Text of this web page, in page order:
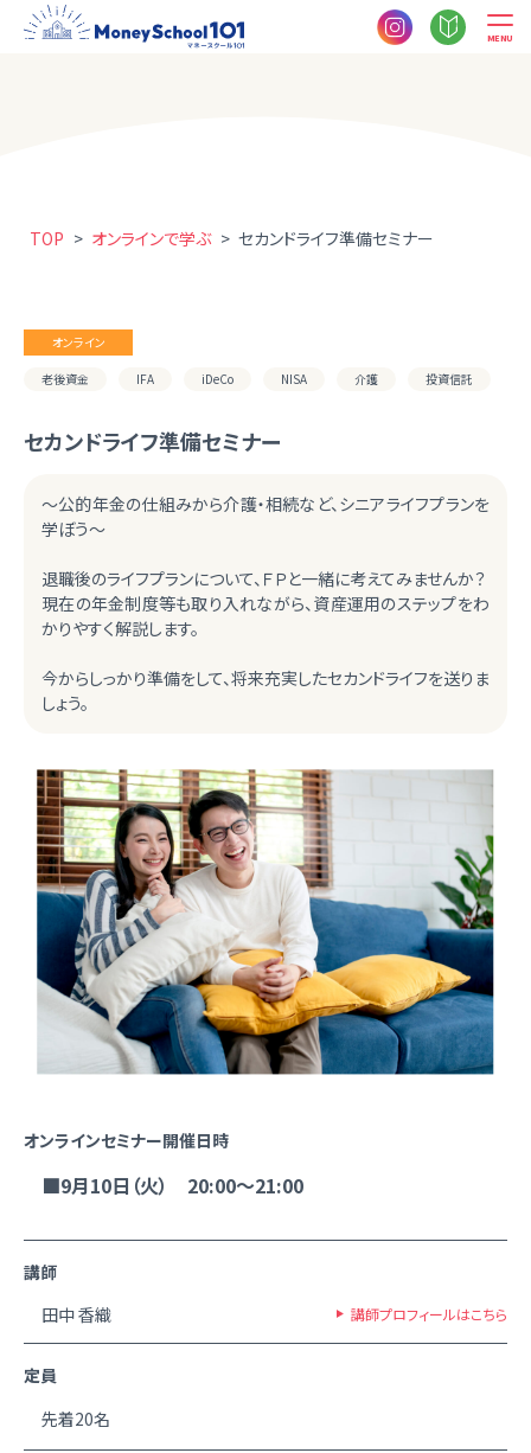
MENU
TOP > オンラインで学ぶ > セカンドライフ準備セミナー
オンライン
老後資金 IFA iDeCo NISA 介護 投資信託
セカンドライフ準備セミナー
～公的年金の仕組みから介護・相続など、シニアライフプランを
学ぼう～
退職後のライフプランについて、ＦＰと一緒に考えてみませんか？
現在の年金制度等も取り入れながら、資産運用のステップをわ
かりやすく解説します。
今からしっかり準備をして、将来充実したセカンドライフを送りま
しょう。
オンラインセミナー開催日時
■9月10日（火） 20:00～21:00
講師
田中 香織
講師プロフィールはこちら
定員
先着20名